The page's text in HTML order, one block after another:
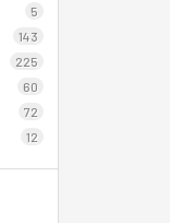
5
143
225
60
72
12